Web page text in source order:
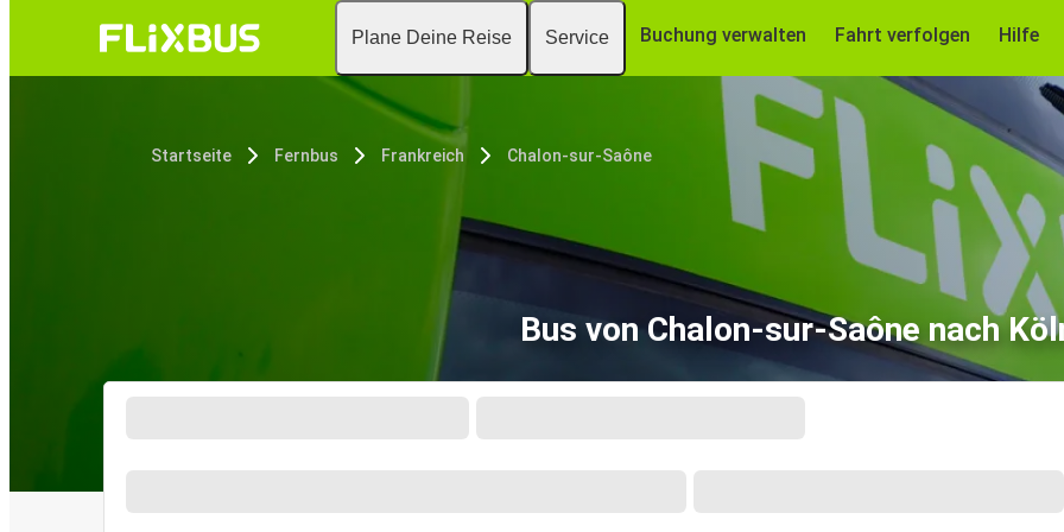
Plane Deine Reise Service Buchung verwalten Fahrt verfolgen Hilfe
Startseite Fernbus Frankreich Chalon-sur-Saône
Bus von Chalon-sur-Saône nach